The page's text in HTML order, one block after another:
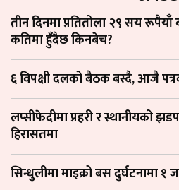
तीन दिनमा प्रतितोला २९ सय
कतिमा हुँदैछ किनबेच?
६ विपक्षी दलको बैठक बस्दै, आजै
लप्सीफेदीमा प्रहरी र स्थानीयको
हिरासतमा
सिन्धुलीमा माइक्रो बस दुर्घटनामा